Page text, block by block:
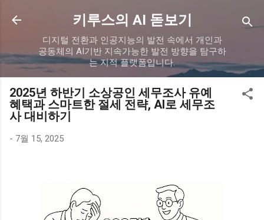
기본 콘텐츠로 건너뛰기
키루스의 AI 돋보기
디지털 전환과 인공지능의 발전 속에서 개인과
공동체의 AI기반 지속가능한 발전 방향을 탐구하
는 지적 플랫폼입니다.
2025년 하반기 소상공인 세무조사 유예
혜택과 스마트한 절세 전략, AI로 세무조
사 대비하기
- 7월 15, 2025